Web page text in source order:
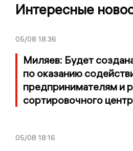
Интересные
05/08 18:36
Миляев: Будет
по оказанию
предпринимателям и
сортировочного
05/08 18:16